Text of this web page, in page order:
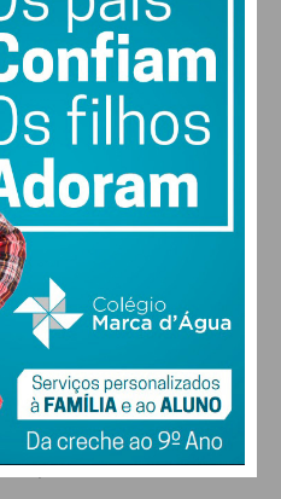
QUA QUI
ALTERAR
EM PAÇOS DE